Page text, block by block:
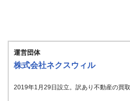
運営団体
株式会社ネクスウィル
2019年1月29日設立。訳あり不動産の買